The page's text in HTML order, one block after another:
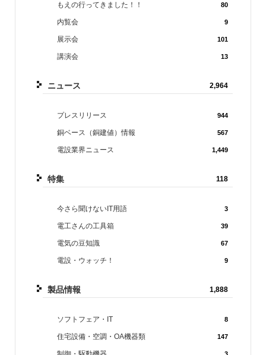
もえの行ってきました！！ 80
内覧会 9
展示会 101
講演会 13
ニュース 2,964
プレスリリース 944
銅ベース（銅建値）情報 567
電設業界ニュース 1,449
特集 118
今さら聞けないIT用語 3
電工さんの工具箱 39
電気の豆知識 67
電設・ウォッチ！ 9
製品情報 1,888
ソフトフェア・IT 8
住宅設備・空調・OA機器類 147